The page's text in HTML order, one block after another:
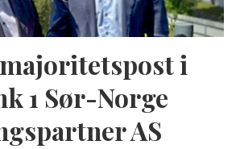
i
1 Sør-Norge
AS